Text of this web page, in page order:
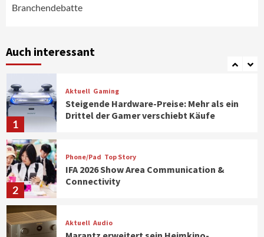
Branchendebatte
Auch interessant
7
Klimageräte und Ventilatoren
1
Aktuell Gaming
Steigende Hardware-Preise: Mehr als ein
Drittel der Gamer verschiebt Käufe
2
Phone/Pad Top Story
IFA 2026 Show Area Communication &
Connectivity
Aktuell Audio